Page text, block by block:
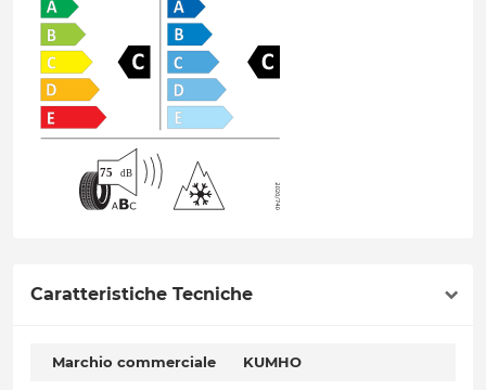
Caratteristiche Tecniche
Marchio commerciale KUMHO